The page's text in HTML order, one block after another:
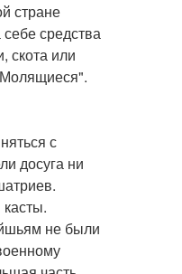
стране
средства
скота или
с
досуга ни
не были